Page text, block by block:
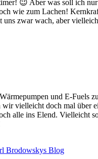
😉 Aber was soll ich
wie zum Lachen!
zwar wach, aber
und E-Fuels
vielleicht doch mal über
alle ins Elend. Vielleicht
Brodowskys Blog